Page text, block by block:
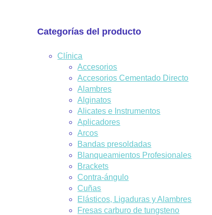
Categorías del producto
Clínica
Accesorios
Accesorios Cementado Directo
Alambres
Alginatos
Alicates e Instrumentos
Aplicadores
Arcos
Bandas presoldadas
Blanqueamientos Profesionales
Brackets
Contra-ángulo
Cuñas
Elásticos, Ligaduras y Alambres
Fresas carburo de tungsteno